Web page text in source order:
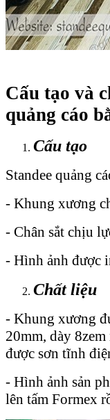
Cấu tạo và
quảng cáo
Cấu tạo
Standee quảng
- Khung xương
- Chân sắt chịu
- Hình ảnh được
Chất liệu
- Khung xương
20mm, dày
được sơn tĩnh
- Hình ảnh sản
lên tấm Formex